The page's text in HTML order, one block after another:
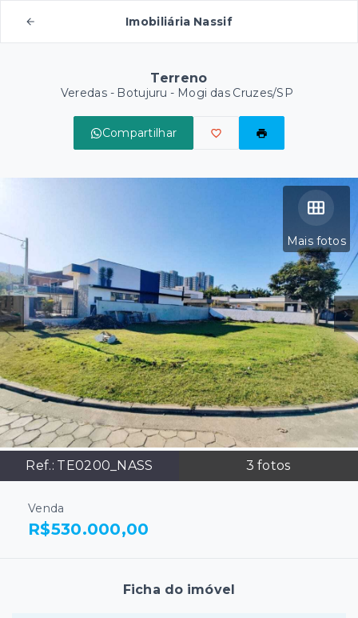
Imobiliária Nassif
Terreno
Veredas - Botujuru - Mogi das Cruzes/SP
Compartilhar
Mais fotos
Ref.: TE0200_NASS 3 fotos
Venda
R$530.000,00
Ficha do imóvel